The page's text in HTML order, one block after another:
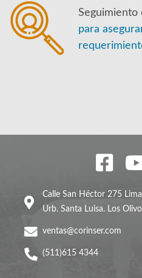
Seguimiento
para
Calle San Héctor 275
Urb. Santa Luisa. Los
ventas@corinser.com
(511)615 4344